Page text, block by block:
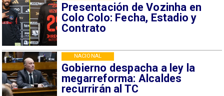
Presentación de Vozinha en
Colo Colo: Fecha, Estadio y
Contrato
Gobierno despacha a ley la
megarreforma: Alcaldes
recurrirán al TC
NACIONAL